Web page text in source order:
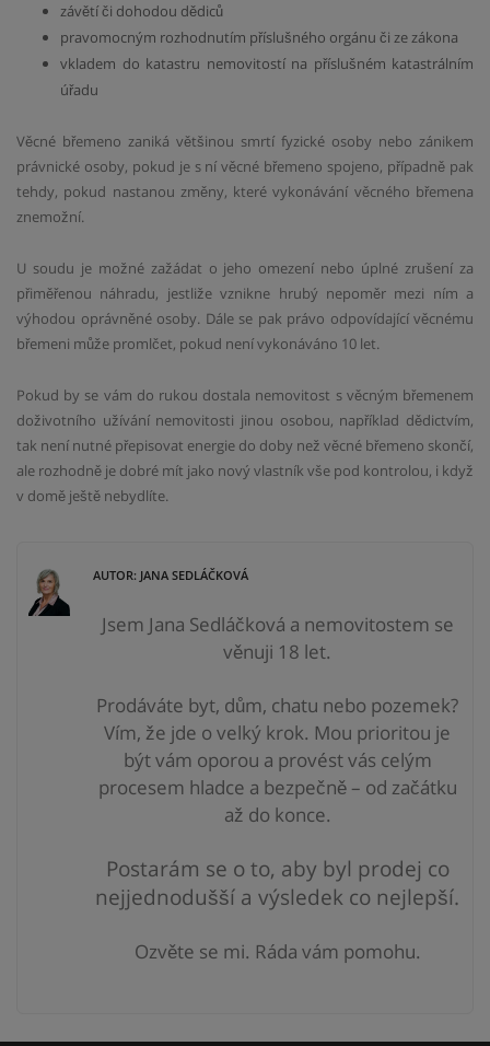
závětí či dohodou dědiců
pravomocným rozhodnutím příslušného orgánu či ze zákona
vkladem do katastru nemovitostí na příslušném katastrálním
úřadu
Věcné břemeno zaniká většinou smrtí fyzické osoby nebo zánikem
právnické osoby, pokud je s ní věcné břemeno spojeno, případně pak
tehdy, pokud nastanou změny, které vykonávání věcného břemena
znemožní.
U soudu je možné zažádat o jeho omezení nebo úplné zrušení za
přiměřenou náhradu, jestliže vznikne hrubý nepoměr mezi ním a
výhodou oprávněné osoby. Dále se pak právo odpovídající věcnému
břemeni může promlčet, pokud není vykonáváno 10 let.
Pokud by se vám do rukou dostala nemovitost s věcným břemenem
doživotního užívání nemovitosti jinou osobou, například dědictvím,
tak není nutné přepisovat energie do doby než věcné břemeno skončí,
ale rozhodně je dobré mít jako nový vlastník vše pod kontrolou, i když
v domě ještě nebydlíte.
AUTOR: JANA SEDLÁČKOVÁ
Jsem Jana Sedláčková a nemovitostem se
věnuji 18 let.
Prodáváte byt, dům, chatu nebo pozemek?
Vím, že jde o velký krok. Mou prioritou je
být vám oporou a provést vás celým
procesem hladce a bezpečně – od začátku
až do konce.
Postarám se o to, aby byl prodej co
nejjednodušší a výsledek co nejlepší.
Ozvěte se mi. Ráda vám pomohu.